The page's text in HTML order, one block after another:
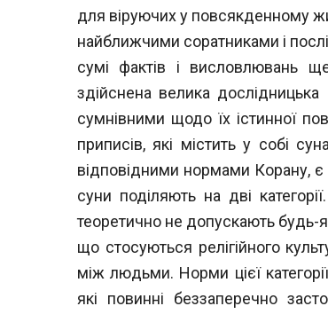
для віруючих у повсякденному
найближчими соратниками і
сумі фактів і висловлювань
здійснена велика
сумнівними щодо їх істинної
приписів, які містить у собі
відповідними нормами Корану,
суни поділяють на дві
теоретично не допускають будь-
що стосуються релігійного
між людьми. Норми цієї
які повинні беззаперечно